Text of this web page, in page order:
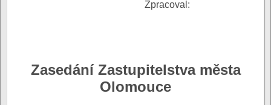
Zpracoval:
Zasedání Zastupitelstva města
Olomouce